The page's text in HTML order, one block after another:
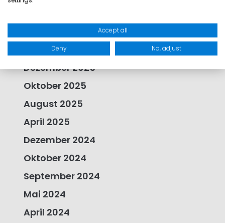
Februar 2026
Dezember 2025
Oktober 2025
August 2025
April 2025
Dezember 2024
Oktober 2024
September 2024
Mai 2024
April 2024
Accept all
Deny No, adjust